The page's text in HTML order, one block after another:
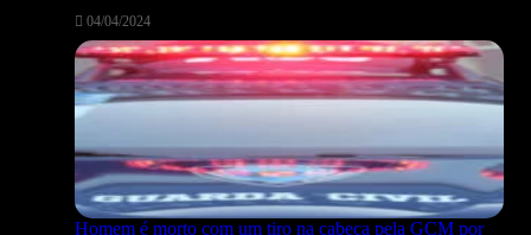
04/04/2024
Homem é morto com um tiro na cabeça pela GCM por